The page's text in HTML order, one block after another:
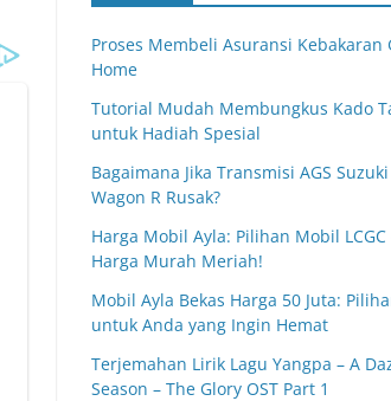
Proses Membeli Asuransi Kebakaran
Home
Tutorial Mudah Membungkus Kado
untuk Hadiah Spesial
Bagaimana Jika Transmisi AGS
Wagon R Rusak?
Harga Mobil Ayla: Pilihan Mobil
Harga Murah Meriah!
Mobil Ayla Bekas Harga 50 Juta:
untuk Anda yang Ingin Hemat
Terjemahan Lirik Lagu Yangpa – A
Season – The Glory OST Part 1